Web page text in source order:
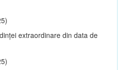
extraordinare din data de